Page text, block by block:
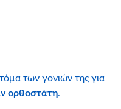
των γονιών της για
ορθοστάτη.